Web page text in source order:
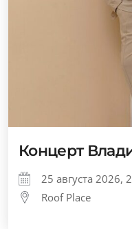
Концерт
25 августа 2026,
Roof Place